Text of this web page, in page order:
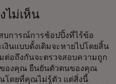
ไม่เห็น
บการณ์การช้อปปิ้งที่ไร้ข้อ
งินแบบดั้งเดิมจะหายไปโดยสิ้น
ต่อถึงกันจะตรวจสอบความถูก
องคุณ ยืนยันตัวตนของคุณ
โดยที่คุณไม่รู้ตัว แต่สิ่งนี้